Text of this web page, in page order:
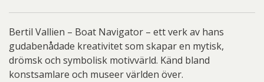
Bertil Vallien – Boat Navigator – ett verk av hans
gudabenådade kreativitet som skapar en mytisk,
drömsk och symbolisk motivvärld. Känd bland
konstsamlare och museer världen över.